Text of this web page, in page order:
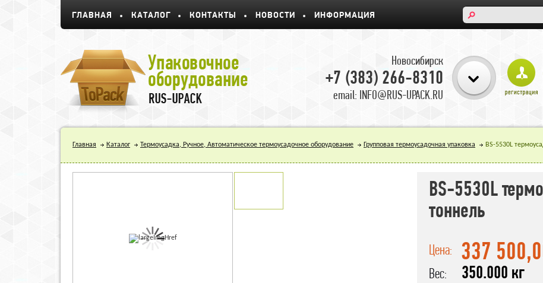
ГЛАВНАЯ КАТАЛОГ КОНТАКТЫ НОВОСТИ ИНФОРМАЦИЯ
Новосибирск
+7 (383) 266-8310
email: INFO@RUS-UPACK.RU
Главная Каталог Термоусадка, Ручное, Автоматическое термоусадочное оборудование Групповая термоусадочная упаковка BS-5530L
BS-5530L
тоннель
Цена: 337
Вес: 350.000 кг